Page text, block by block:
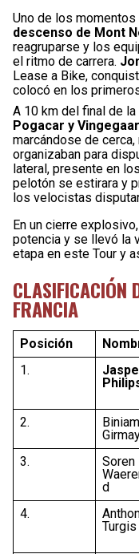
Uno de los
descenso de Mont
reagruparse y los
el ritmo de carrera.
Lease a Bike,
colocó en los
A 10 km del final de la
Pogacar y
marcándose de
organizaban para
lateral, presente en
pelotón se estirara y
los velocistas
En un cierre explosivo,
potencia y se llevó la
etapa en este Tour y
CLASIFICACIÓN
FRANCIA
Posición
1.
2.
Biniam
3.
Soren
d
4.
Turgis